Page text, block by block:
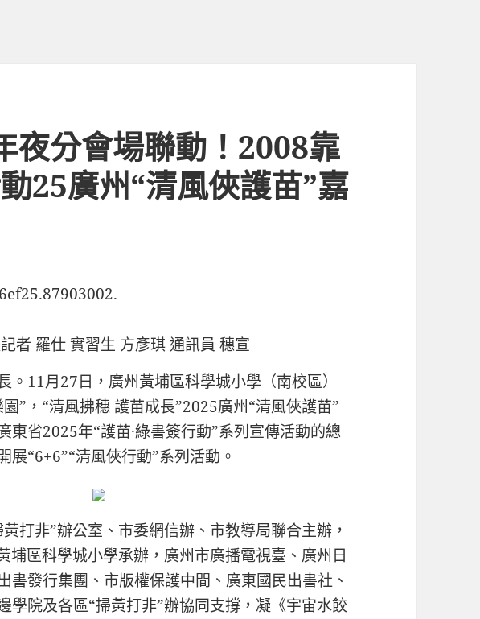
夜分會場聯動！2008靠
25廣州“清風俠護苗”嘉
者 羅仕 實習生 方彥琪 通訊員 穗宣
。11月27日，廣州黃埔區科學城小學（南校區）
”，“清風拂穗 護苗成長”2025廣州“清風俠護苗”
東省2025年“護苗·綠書簽行動”系列宣傳活動的總
展“6+6”“清風俠行動”系列活動。
打非”辦公室、市委網信辦、市教導局聯合主辦，
埔區科學城小學承辦，廣州市廣播電視臺、廣州日
書發行集團、市版權保護中間、廣東國民出書社、
學院及各區“掃黃打非”辦協同支撐，凝《宇宙水餃